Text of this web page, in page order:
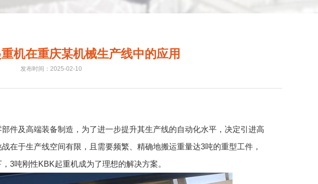
机在重庆某机械生产线中的应用
发布时间：2025-02-10
件及高端装备制造，为了进一步提升其生产线的自动化水平，决定引进高
在于生产线空间有限，且需要频繁、精确地搬运重量达3吨的重型工件，
3吨刚性KBK起重机成为了理想的解决方案。